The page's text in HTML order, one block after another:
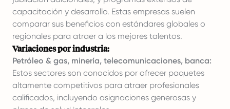
capacitación y desarrollo. Estas empresas suelen
comparar sus beneficios con estándares globales o
regionales para atraer a los mejores talentos.
Variaciones por industria:
Petróleo & gas, minería, telecomunicaciones, banca:
Estos sectores son conocidos por ofrecer paquetes
altamente competitivos para atraer profesionales
calificados, incluyendo asignaciones generosas y